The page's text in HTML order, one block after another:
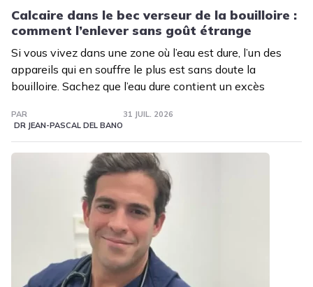
Calcaire dans le bec verseur de la bouilloire :
comment l’enlever sans goût étrange
Si vous vivez dans une zone où l’eau est dure, l’un des
appareils qui en souffre le plus est sans doute la
bouilloire. Sachez que l’eau dure contient un excès
PAR
DR JEAN-PASCAL DEL BANO
31 JUIL. 2026